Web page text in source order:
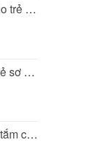
Cách quấn tã cho trẻ sơ sinh đơn giản...
Tắm nắng cho trẻ sơ sinh - phương pháp...
Tường tận cách tắm cho trẻ sơ sinh đúng...